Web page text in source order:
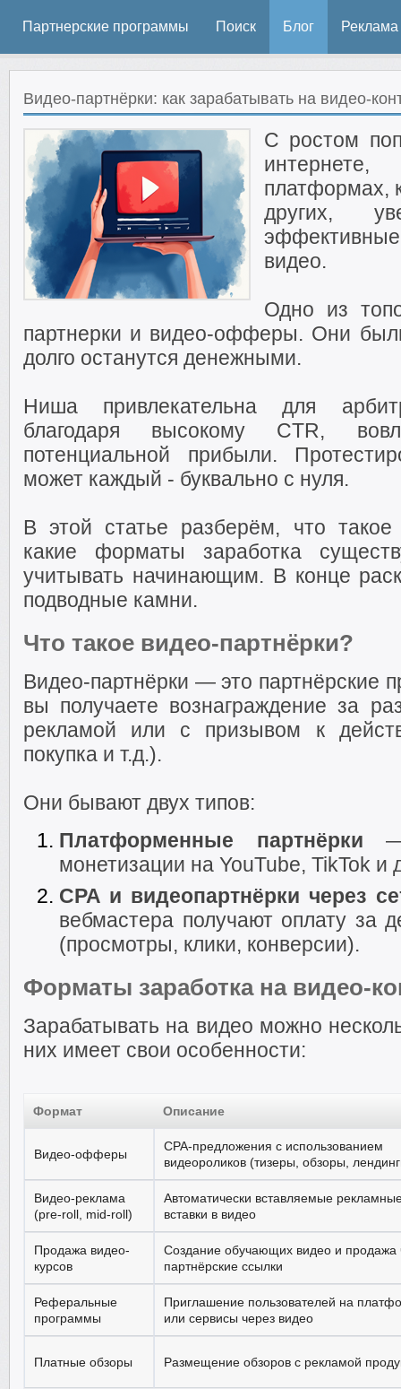
Партнерские программы Поиск Блог Реклама
Видео-партнёрки: как зарабатывать на видео-
С ростом
платформах,
других,
видео.
Одно из
партнерки и видео-офферы. Они
долго останутся денежными.
Ниша привлекательна для
благодаря высокому CTR,
потенциальной прибыли.
может каждый - буквально с нуля.
В этой статье разберём, что такое
какие форматы заработка
учитывать начинающим. В конце
подводные камни.
Что такое видео-партнёрки?
Видео-партнёрки — это партнёрские
вы получаете вознаграждение за
рекламой или с призывом к
покупка и т.д.).
Они бывают двух типов:
Платформенные партнёрки —
монетизации на YouTube, TikTok и
CPA и видеопартнёрки через
вебмастера получают оплату за
(просмотры, клики, конверсии).
Форматы заработка на видео-
Зарабатывать на видео можно
них имеет свои особенности:
Формат Описание
Видео-офферы
CPA-предложения с использованием
видеороликов (тизеры, обзоры,
Видео-реклама
(pre-roll, mid-roll)
Автоматически вставляемые
вставки в видео
Продажа видео-
курсов
Создание обучающих видео и продажа
партнёрские ссылки
Реферальные
программы
Приглашение пользователей на
или сервисы через видео
Платные обзоры Размещение обзоров с рекламой